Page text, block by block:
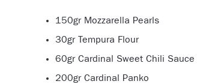
150gr Mozzarella Pearls
30gr Tempura Flour
60gr Cardinal Sweet Chili Sauce
200gr Cardinal Panko